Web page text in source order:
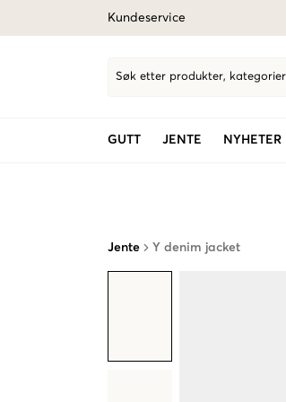
Kundeservice
Søk etter produkter,
GUTT JENTE NYHETER
Jente Y denim jacket